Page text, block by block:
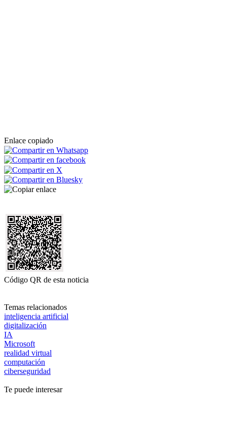
Enlace copiado
Código QR de esta noticia
Temas relacionados
inteligencia artificial
digitalización
IA
Microsoft
realidad virtual
computación
ciberseguridad
Te puede interesar